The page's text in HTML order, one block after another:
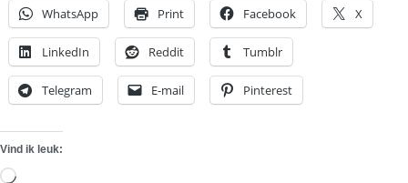
WhatsApp Print Facebook X
LinkedIn Reddit Tumblr
Telegram E-mail Pinterest
Vind ik leuk:
Aan